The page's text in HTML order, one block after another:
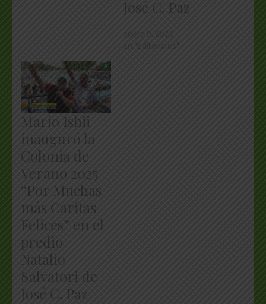
José C. Paz
Mario Ishii
inauguró la
Colonia de
Verano 2025
“Por Muchas
más Caritas
Felices” en el
predio
Natalio
Salvatori de
José C. Paz